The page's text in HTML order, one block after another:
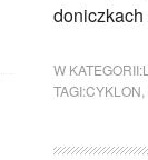
W KATEGORII:
TAGI:CYKLON